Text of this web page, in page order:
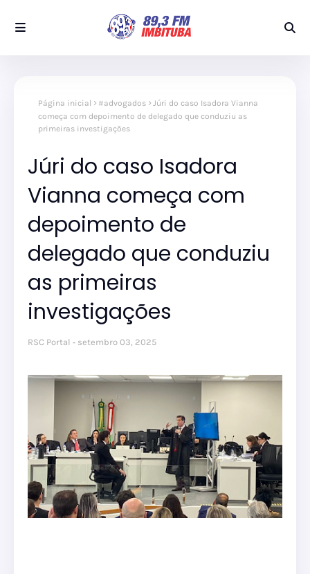
Página inicial #advogados
Júri do caso Isadora Vianna
começa com depoimento de delegado que conduziu as
primeiras investigações
Júri do caso Isadora
Vianna começa com
depoimento de
delegado que conduziu
as primeiras
investigações
RSC Portal setembro 03, 2025